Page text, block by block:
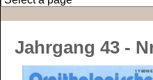
Jahrgang 43 -